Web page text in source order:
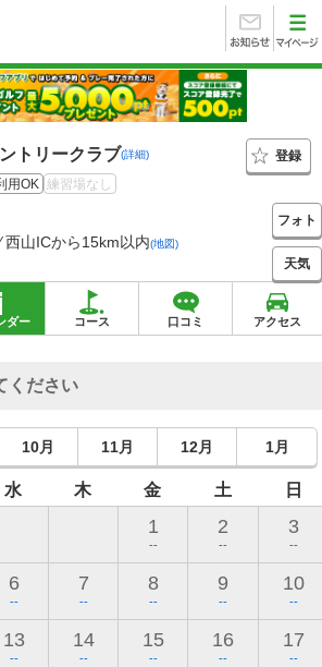
トリークラブ(詳細)
登録
用OK 練習場なし
西山ICから15km以内(地図)
フォト
天気
ダー コース 口コミ アクセス
ください
10月 11月 12月 1月
水 木 金 土 日
1
--
2
--
3
--
6
--
7
--
8
--
9
--
10
--
13
--
14
--
15
--
16
--
17
--